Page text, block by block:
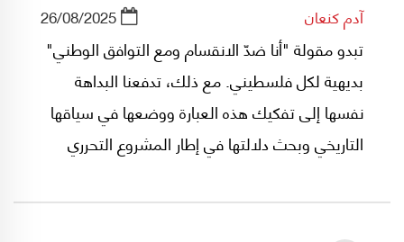
آدم كنعان 26/08/2025
تبدو مقولة "أنا ضدّ الانقسام ومع التوافق الوطني"
بديهية لكل فلسطيني. مع ذلك، تدفعنا البداهة
نفسها إلى تفكيك هذه العبارة ووضعها في سياقها
التاريخي وبحث دلالتها في إطار المشروع التحرري
في غير موضعه، وبل من أجل إضعاف الحالة